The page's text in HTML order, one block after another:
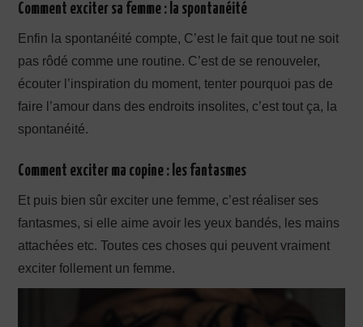
Comment exciter sa femme : la spontanéité
Enfin la spontanéité compte, C’est le fait que tout ne soit
pas rôdé comme une routine. C’est de se renouveler,
écouter l’inspiration du moment, tenter pourquoi pas de
faire l’amour dans des endroits insolites, c’est tout ça, la
spontanéité.
Comment exciter ma copine : les fantasmes
Et puis bien sûr exciter une femme, c’est réaliser ses
fantasmes, si elle aime avoir les yeux bandés, les mains
attachées etc. Toutes ces choses qui peuvent vraiment
exciter follement un femme.